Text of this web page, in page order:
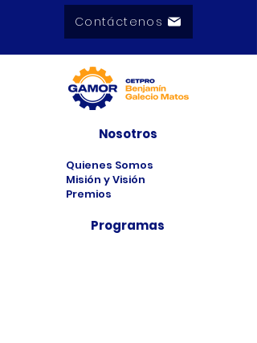
Contáctenos
Nosotros
Quienes Somos
Misión y Visión
Premios
Programas